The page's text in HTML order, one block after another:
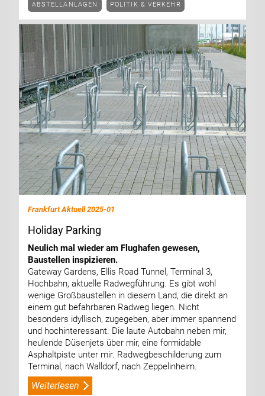
ABSTELLANLAGEN POLITIK & VERKEHR
Frankfurt Aktuell 2025-01
Holiday Parking
Neulich mal wieder am Flughafen gewesen,
Baustellen inspizieren.
Gateway Gardens, Ellis Road Tunnel, Terminal 3,
Hochbahn, aktuelle Radwegführung. Es gibt wohl
wenige Großbaustellen in diesem Land, die direkt an
einem gut befahrbaren Radweg liegen. Nicht
besonders idyllisch, zugegeben, aber immer spannend
und hochinteressant. Die laute Autobahn neben mir,
heulende Düsenjets über mir, eine formidable
Asphaltpiste unter mir. Radwegbeschilderung zum
Terminal, nach Walldorf, nach Zeppelinheim.
Weiterlesen